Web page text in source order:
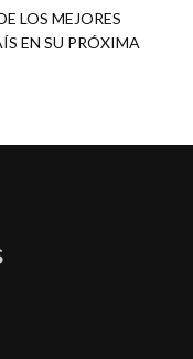
LOS MEJORES
EN SU PRÓXIMA